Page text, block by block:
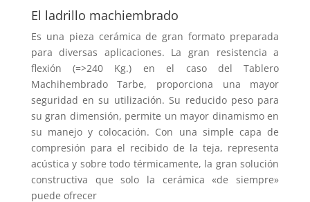
El ladrillo machiembrado
Es una pieza cerámica de gran formato preparada
para diversas aplicaciones. La gran resistencia a
flexión (=>240 Kg.) en el caso del Tablero
Machihembrado Tarbe, proporciona una mayor
seguridad en su utilización. Su reducido peso para
su gran dimensión, permite un mayor dinamismo en
su manejo y colocación. Con una simple capa de
compresión para el recibido de la teja, representa
acústica y sobre todo térmicamente, la gran solución
constructiva que solo la cerámica «de siempre»
puede ofrecer